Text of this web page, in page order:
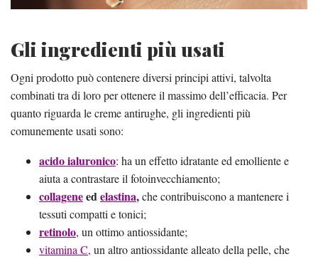
Gli ingredienti più usati
Ogni prodotto può contenere diversi principi attivi, talvolta
combinati tra di loro per ottenere il massimo dell’efficacia. Per
quanto riguarda le creme antirughe, gli ingredienti più
comunemente usati sono:
acido ialuronico: ha un effetto idratante ed emolliente e
aiuta a contrastare il fotoinvecchiamento;
collageneedelastina,che contribuiscono a mantenere i
tessuti compatti e tonici;
retinolo, un ottimo antiossidante;
vitamina C, un altro antiossidante alleato della pelle, che